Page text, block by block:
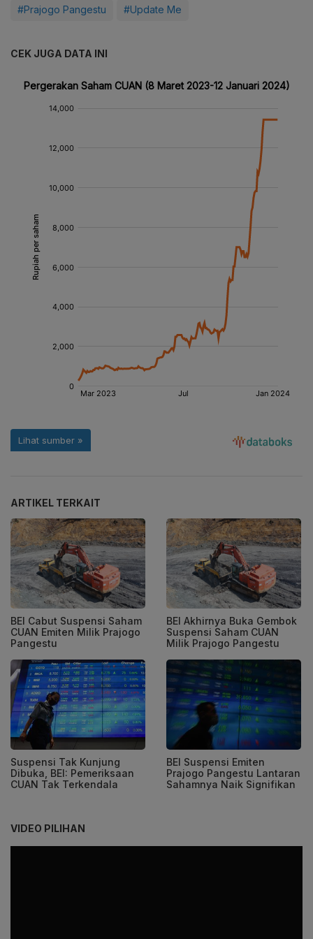
#Prajogo Pangestu #Update Me
CEK JUGA DATA INI
ARTIKEL TERKAIT
BEI Cabut Suspensi Saham
CUAN Emiten Milik Prajogo
Pangestu
BEI Akhirnya Buka Gembok
Suspensi Saham CUAN
Milik Prajogo Pangestu
Suspensi Tak Kunjung
Dibuka, BEI: Pemeriksaan
CUAN Tak Terkendala
BEI Suspensi Emiten
Prajogo Pangestu Lantaran
Sahamnya Naik Signifikan
VIDEO PILIHAN